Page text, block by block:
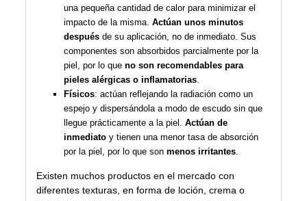
una pequeña cantidad de calor para minimizar el
impacto de la misma.Actúan unos minutos
después de su aplicación, no de inmediato. Sus
componentes son absorbidos parcialmente por la
piel, por lo queno son recomendables para
pieles alérgicas o inflamatorias.
Físicos: actúan reflejando la radiación como un
espejo y dispersándola a modo de escudo sin que
llegue prácticamente a la piel.Actúan de
inmediato y tienen una menor tasa de absorción
por la piel, por lo que sonmenos irritantes.
Existen muchos productos en el mercado con
diferentes texturas, en forma de loción, crema o